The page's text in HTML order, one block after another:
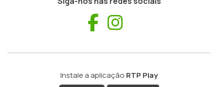
Facebook
Instale a aplicação RTP Play